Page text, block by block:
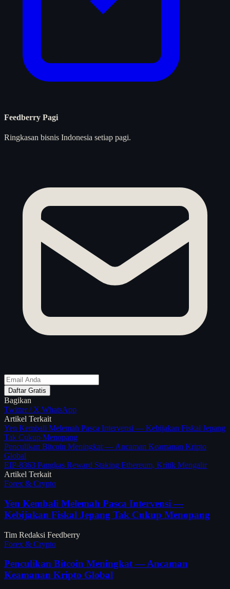
Feedberry Pagi
Ringkasan bisnis Indonesia setiap pagi.
Daftar Gratis
Bagikan
Twitter / X WhatsApp
Artikel Terkait
Yen Kembali Melemah Pasca Intervensi — Kebijakan Fiskal Jepang
Tak Cukup Menopang
Penculikan Bitcoin Meningkat — Ancaman Keamanan Kripto
Global
EIP-8363 Pangkas Reward Staking Ethereum, Kritik Mengalir
Artikel Terkait
Forex & Crypto
Yen Kembali Melemah Pasca Intervensi —
Kebijakan Fiskal Jepang Tak Cukup Menopang
Tim Redaksi Feedberry
Forex & Crypto
Penculikan Bitcoin Meningkat — Ancaman
Keamanan Kripto Global